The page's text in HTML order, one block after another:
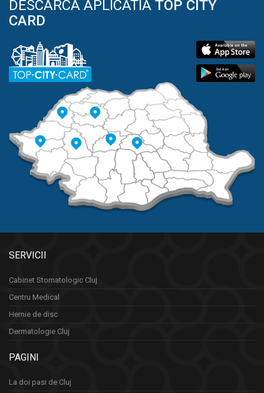
DESCARCA APLICATIA TOP CITY
CARD
SERVICII
Cabinet Stomatologic Cluj
Centru Medical
Hernie de disc
Dermatologie Cluj
PAGINI
La doi pasi de Cluj